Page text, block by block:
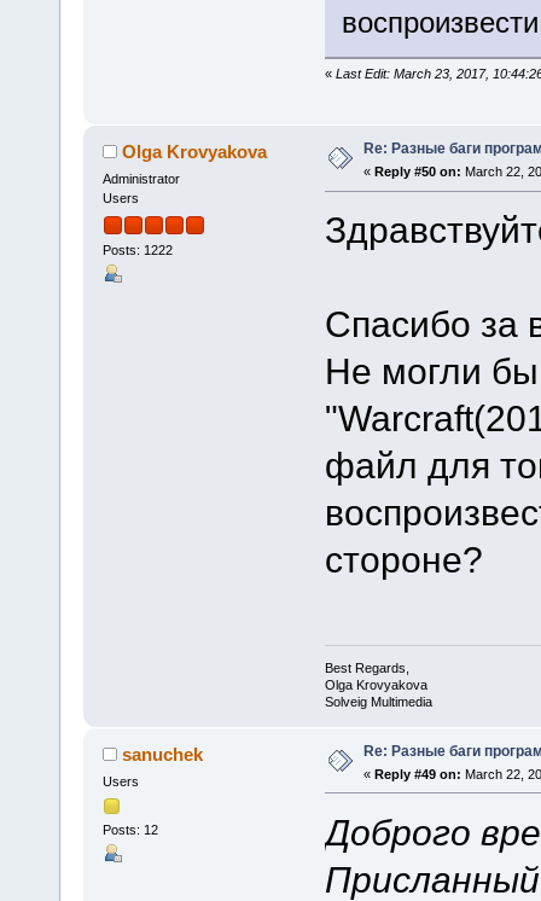
« Last Edit: March 23, 2017,
Olga Krovyakova
Administrator
Users
Posts: 1222
Re: Разные баги
« Reply #50 on: March 22,
Спасибо за
Не могли бы
файл для
стороне?
Best Regards,
Olga Krovyakova
Solveig Multimedia
sanuchek
Users
Posts: 12
Re: Разные баги
« Reply #49 on: March 22,
Доброго